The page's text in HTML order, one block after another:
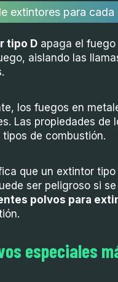
extintores para
tipo D apaga el fuego
aislando las
los fuegos en
Las propiedades
tipos de combustión.
que un extintor
ser peligroso si
polvos para
especiales